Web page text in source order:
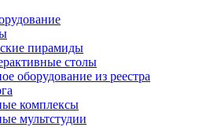
пирамиды
столы
оборудование из реестра
комплексы
мультстудии